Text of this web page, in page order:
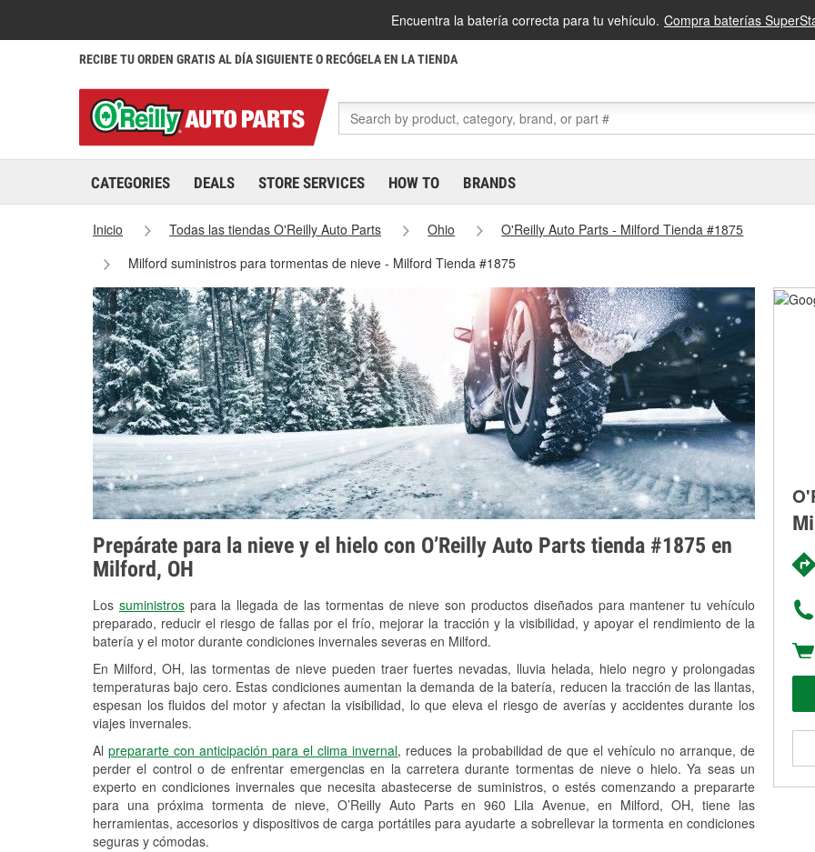
Encuentra la batería correcta para tu vehículo. Compra baterías
RECIBE TU ORDEN GRATIS AL DÍA SIGUIENTE O RECÓGELA EN LA TIENDA
CATEGORIES DEALS STORE SERVICES HOW TO BRANDS
Inicio Todas las tiendas O'Reilly Auto Parts Ohio
O'Reilly Auto Parts - Milford Tienda #1875
Milford suministros para tormentas de nieve - Milford Tienda #1875
Prepárate para la nieve y el hielo con O’Reilly Auto Parts tienda #1875 en
Milford, OH
Los suministrospara la llegada de las tormentas de nieve son productos diseñados para mantener tu vehículo
preparado, reducir el riesgo de fallas por el frío, mejorar la tracción y la visibilidad, y apoyar el rendimiento de la
batería y el motor durante condiciones invernales severas en Milford.
En Milford, OH, las tormentas de nieve pueden traer fuertes nevadas, lluvia helada, hielo negro y prolongadas
temperaturas bajo cero. Estas condiciones aumentan la demanda de la batería, reducen la tracción de las llantas,
espesan los fluidos del motor y afectan la visibilidad, lo que eleva el riesgo de averías y accidentes durante los
viajes invernales.
Alprepararte con anticipación para el clima invernal, reduces la probabilidad de que el vehículo no arranque, de
perder el control o de enfrentar emergencias en la carretera durante tormentas de nieve o hielo. Ya seas un
experto en condiciones invernales que necesita abastecerse de suministros, o estés comenzando a prepararte
para una próxima tormenta de nieve, O’Reilly Auto Parts en 960 Lila Avenue, en Milford, OH, tiene las
herramientas, accesorios y dispositivos de carga portátiles para ayudarte a sobrellevar la tormenta en condiciones
seguras y cómodas.